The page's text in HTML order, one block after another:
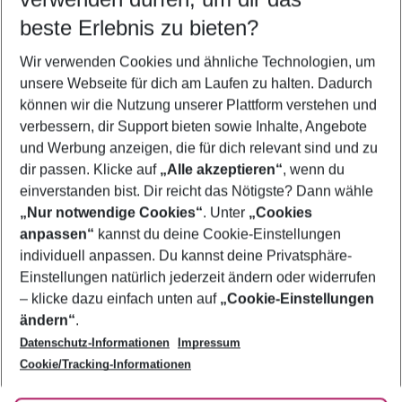
Last Minute Syrakus
Urlaub Syrakus
Familienurlaub Syrakus
Frübucher Angebote Syrakus für 2026
Flug & Hotel Syrakus
Footer
Footer navigation
Über uns
AGB
Bestpreisgarantie
Cookie-Einstellungen ändern
Cookie-Richtlinie
Agenturbetreuung
Barrierefreies Reisen
Folge uns
beste Erlebnis zu bieten?
Wir verwenden Cookies und ähnliche Technologien, um
unsere Webseite für dich am Laufen zu halten. Dadurch
können wir die Nutzung unserer Plattform verstehen und
verbessern, dir Support bieten sowie Inhalte, Angebote
und Werbung anzeigen, die für dich relevant sind und zu
dir passen. Klicke auf „Alle akzeptieren“, wenn du
einverstanden bist. Dir reicht das Nötigste? Dann wähle
„Nur notwendige Cookies“. Unter „Cookies
anpassen“ kannst du deine Cookie-Einstellungen
individuell anpassen. Du kannst deine Privatsphäre-
Einstellungen natürlich jederzeit ändern oder widerrufen
– klicke dazu einfach unten auf „Cookie-Einstellungen
ändern“.
Datenschutz-Informationen
Impressum
Cookie/Tracking-Informationen